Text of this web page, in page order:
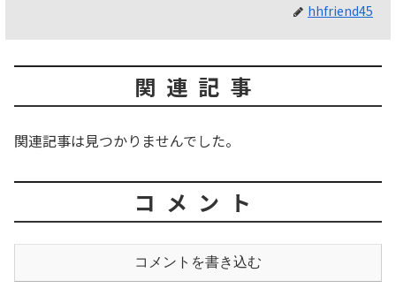
hhfriend45
関連記事
関連記事は見つかりませんでした。
コメント
コメントを書き込む